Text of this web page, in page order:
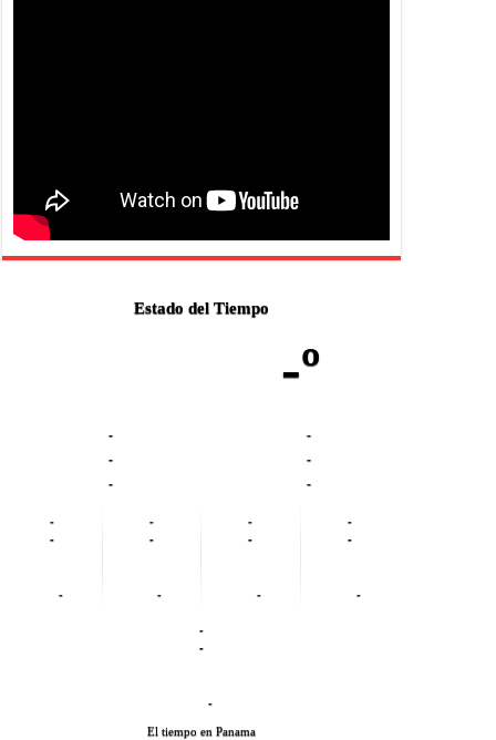
Estado del Tiempo
-º
-
-
-
-
-
-
-
-
-
-
-
-
-
-
-
-
-
-
-
-
-
El tiempo en Panama